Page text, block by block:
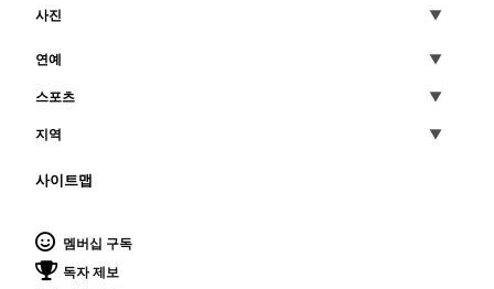
사진
연예
스포츠
지역
사이트맵
멤버십 구독
독자 제보